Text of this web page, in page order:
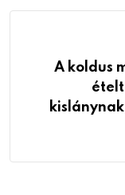
A koldus